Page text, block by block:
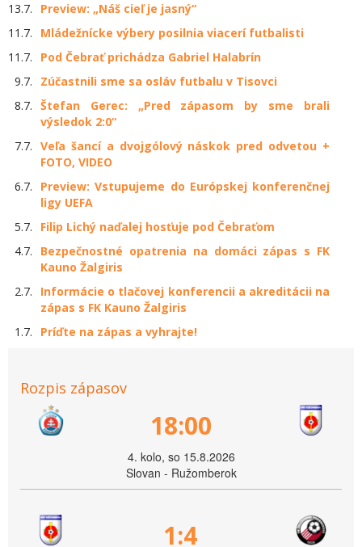
13.7.
Preview: „Náš cieľ je jasný“
11.7.
Mládežnícke výbery posilnia viacerí futbalisti
11.7.
Pod Čebrať prichádza Gabriel Halabrín
9.7.
Zúčastnili sme sa osláv futbalu v Tisovci
8.7. Štefan Gerec: „Pred zápasom by sme brali
výsledok 2:0“
7.7. Veľa šancí a dvojgólový náskok pred odvetou +
FOTO, VIDEO
6.7.
Preview: Vstupujeme do Európskej konferenčnej
ligy UEFA
5.7.
Filip Lichý naďalej hosťuje pod Čebraťom
4.7.
Bezpečnostné opatrenia na domáci zápas s FK
Kauno Žalgiris
2.7.
Informácie o tlačovej konferencii a akreditácii na
zápas s FK Kauno Žalgiris
1.7.
Príďte na zápas a vyhrajte!
Rozpis zápasov
18:00
4. kolo, so 15.8.2026
Slovan - Ružomberok
1:4